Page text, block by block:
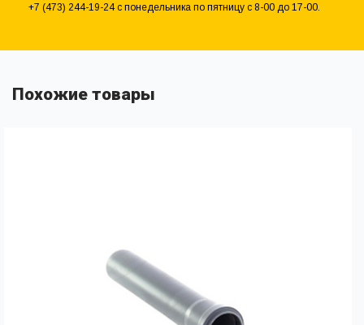
+7 (473) 244-19-24 с понедельника по пятницу с 8-00 до 17-00.
Похожие товары